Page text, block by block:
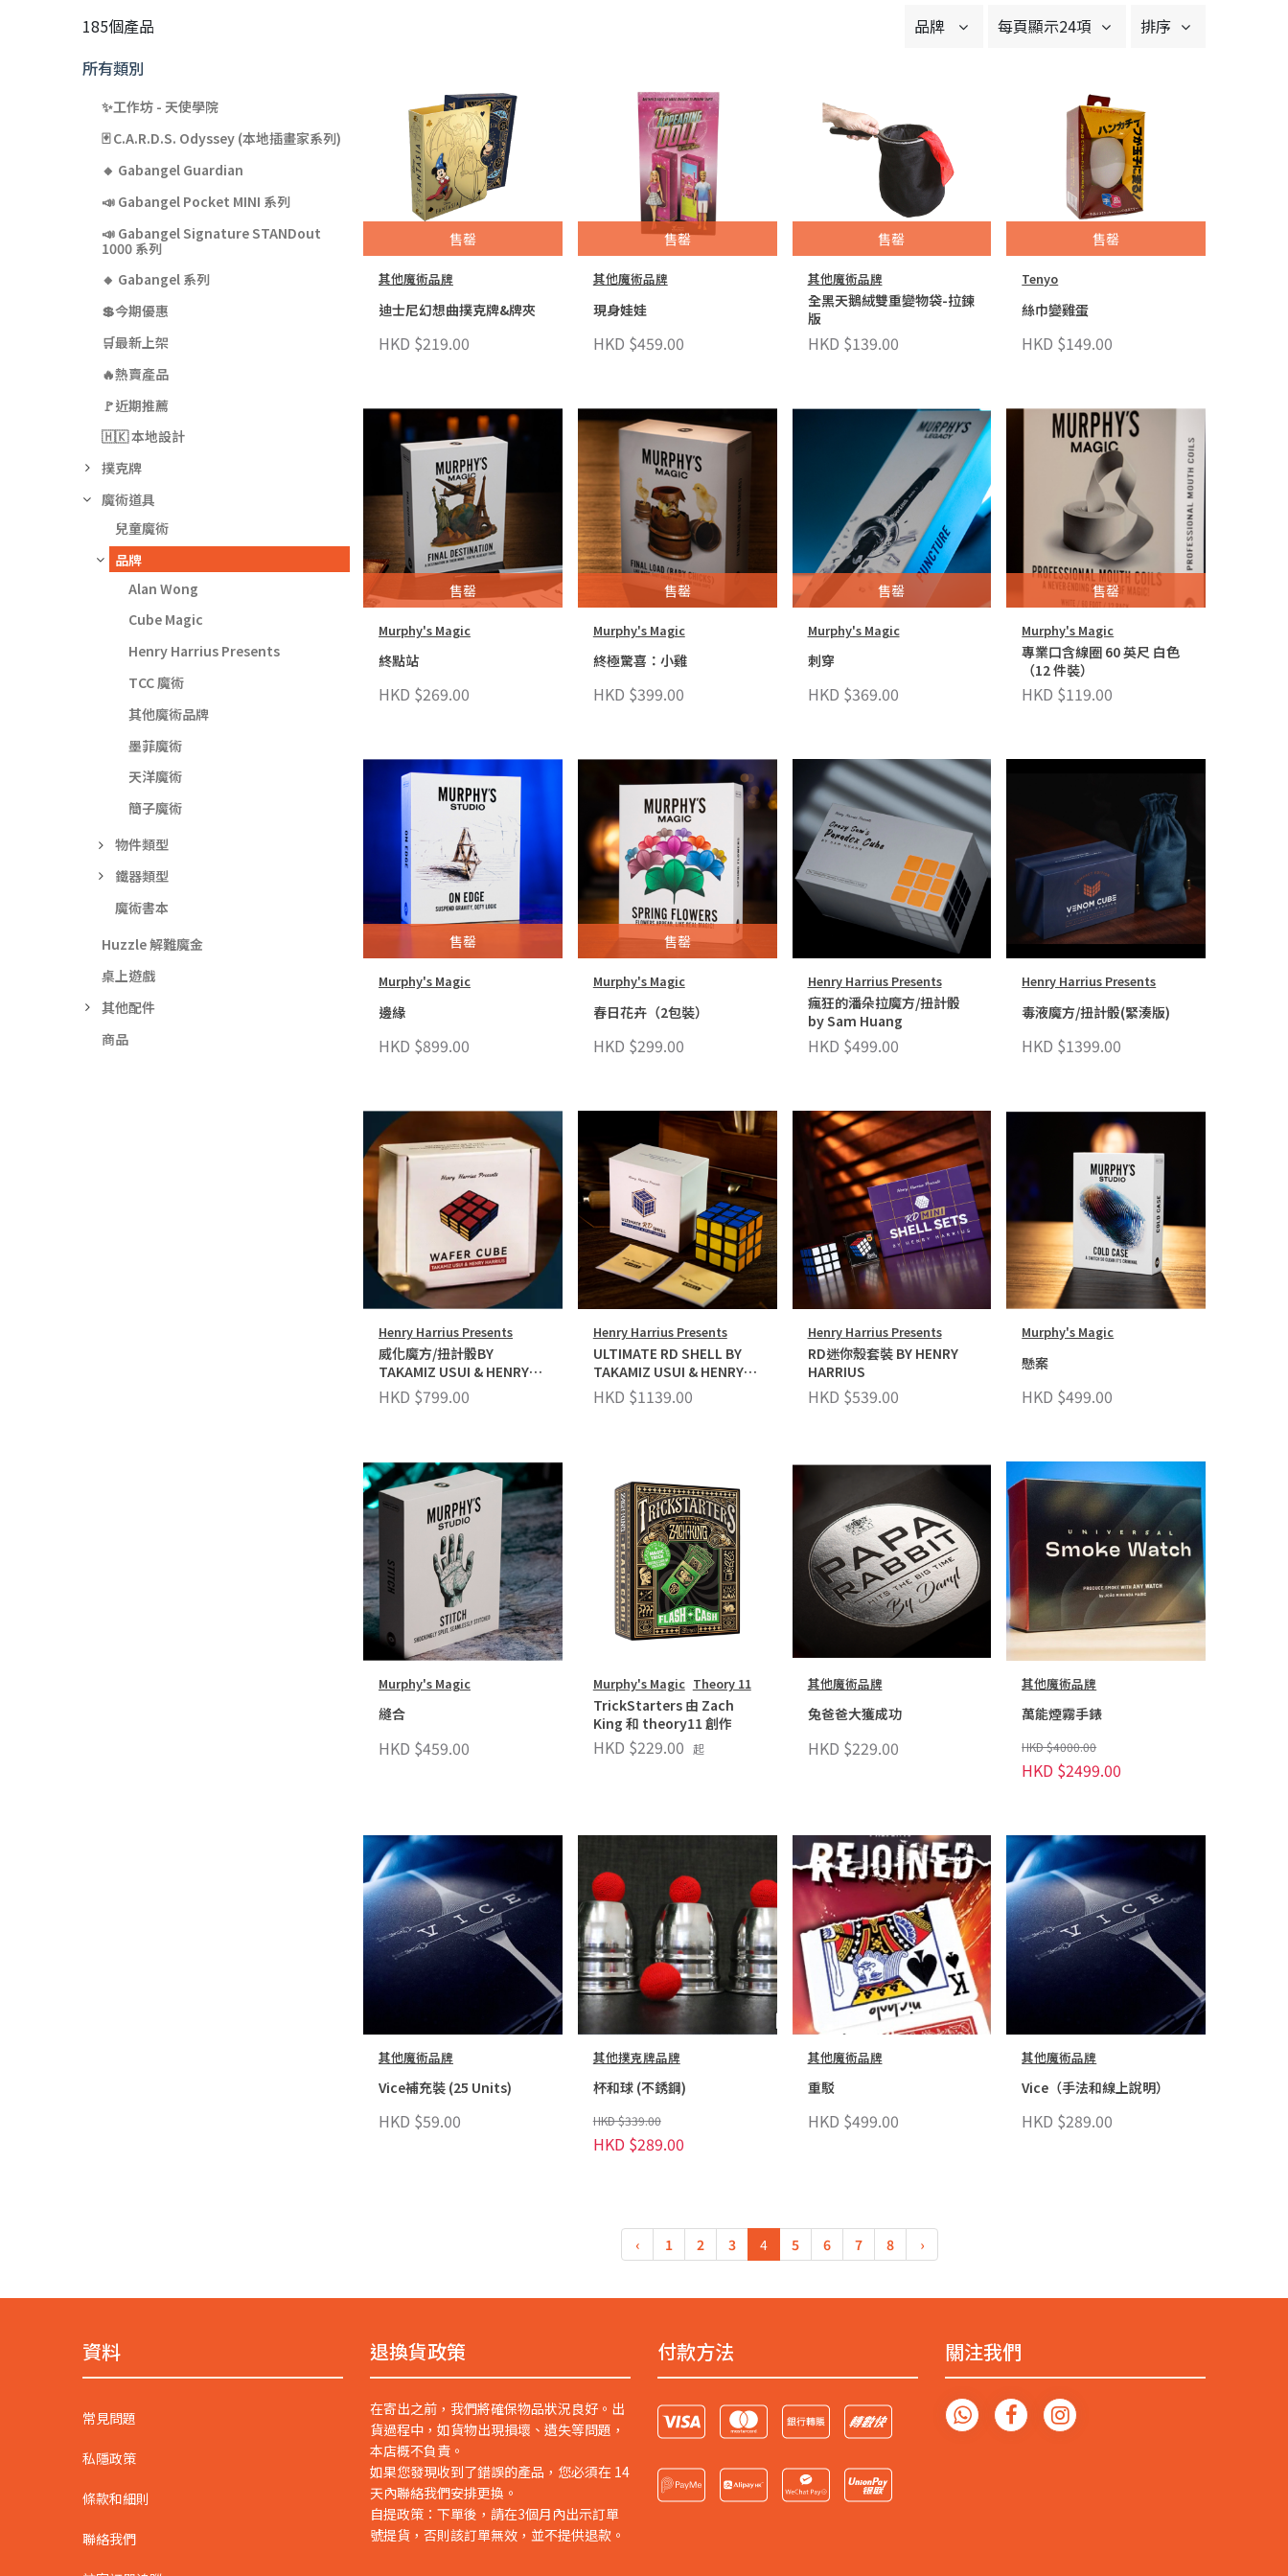
品牌 每頁顯示24項 排序
185個產品
所有類別
✨工作坊 - 天使學院
🃏 C.A.R.D.S. Odyssey (本地插畫家系列)
🔸 Gabangel Guardian
📣 Gabangel Pocket MINI 系列
📣 Gabangel Signature STANDout
1000 系列
🔸 Gabangel 系列
💲今期優惠
🛒最新上架
🔥熱賣產品
🚩近期推薦
🇭🇰 本地設計
撲克牌
魔術道具
兒童魔術
品牌
Alan Wong
Cube Magic
Henry Harrius Presents
TCC 魔術
其他魔術品牌
墨菲魔術
天洋魔術
簡子魔術
物件類型
鐵器類型
魔術書本
Huzzle 解難魔金
桌上遊戲
其他配件
商品
售罄
其他魔術品牌
迪士尼幻想曲撲克牌&牌夾
HKD $219.00
售罄
其他魔術品牌
現身娃娃
HKD $459.00
售罄
其他魔術品牌
全黑天鵝絨雙重變物袋-拉鍊
版
HKD $139.00
售罄
Tenyo
絲巾變雞蛋
HKD $149.00
售罄
Murphy's Magic
終點站
HKD $269.00
售罄
Murphy's Magic
終極驚喜：小雞
HKD $399.00
售罄
Murphy's Magic
刺穿
HKD $369.00
售罄
Murphy's Magic
專業口含線圈 60 英尺 白色
（12 件裝）
HKD $119.00
售罄
Murphy's Magic
邊緣
HKD $899.00
售罄
Murphy's Magic
春日花卉（2包裝）
HKD $299.00
Henry Harrius Presents
瘋狂的潘朵拉魔方/扭計骰
by Sam Huang
HKD $499.00
Henry Harrius Presents
毒液魔方/扭計骰(緊湊版)
HKD $1399.00
Henry Harrius Presents
威化魔方/扭計骰BY
TAKAMIZ USUI & HENRY
HARRIUS
HKD $799.00
Henry Harrius Presents
ULTIMATE RD SHELL BY
TAKAMIZ USUI & HENRY
HARRIUS
HKD $1139.00
Henry Harrius Presents
RD迷你殼套裝 BY HENRY
HARRIUS
HKD $539.00
Murphy's Magic
懸案
HKD $499.00
Murphy's Magic
縫合
HKD $459.00
Murphy's Magic Theory 11
TrickStarters 由 Zach
King 和 theory11 創作
HKD $229.00 起
其他魔術品牌
兔爸爸大獲成功
HKD $229.00
其他魔術品牌
萬能煙霧手錶
HKD $4000.00
HKD $2499.00
其他魔術品牌
Vice補充裝 (25 Units)
HKD $59.00
其他撲克牌品牌
杯和球 (不銹鋼)
HKD $339.00
HKD $289.00
其他魔術品牌
重駁
HKD $499.00
其他魔術品牌
Vice（手法和線上說明）
HKD $289.00
‹ 1 2 3 4 5 6 7 8 ›
資料
常見問題
私隱政策
條款和細則
聯絡我們
退換貨政策
在寄出之前，我們將確保物品狀況良好。出
貨過程中，如貨物出現損壞、遺失等問題，
本店概不負責。
如果您發現收到了錯誤的產品，您必須在 14
天內聯絡我們安排更換。
自提政策：下單後，請在3個月內出示訂單
號提貨，否則該訂單無效，並不提供退款。
付款方法 關注我們